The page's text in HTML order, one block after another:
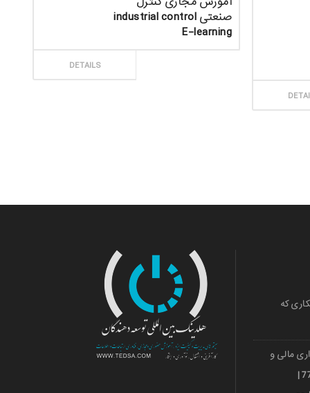
صنعتی industrial control
E-learning
DETAILS
که
مالی و
ارزی قشم 501036018 | 971***77739 |